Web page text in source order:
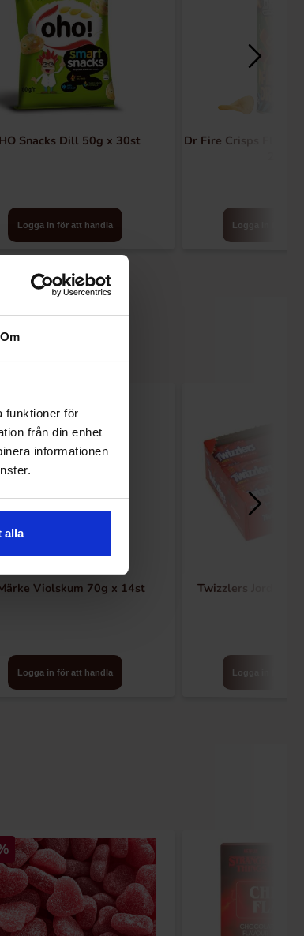
Om
funktioner för
från din enhet
informationen
alla
Snacks Dill 50g x 30st
Logga in för att handla
Dr Fire Crisps Flamin
Logga in för att
Violskum 70g x 14st
Logga in för att handla
Twizzlers
Logga in för att